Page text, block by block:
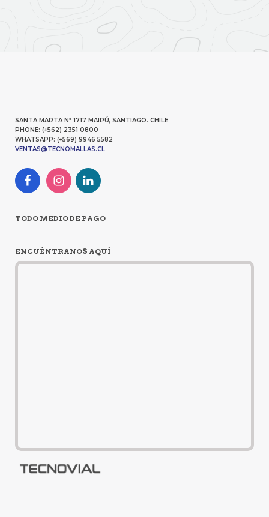
SANTA MARTA Nº 1717 MAIPÚ, SANTIAGO. CHILE
PHONE: (+562) 2351 0800
WHATSAPP: (+569) 9946 5582
VENTAS@TECNOMALLAS.CL
TODO MEDIO DE PAGO
ENCUÉNTRANOS AQUÍ